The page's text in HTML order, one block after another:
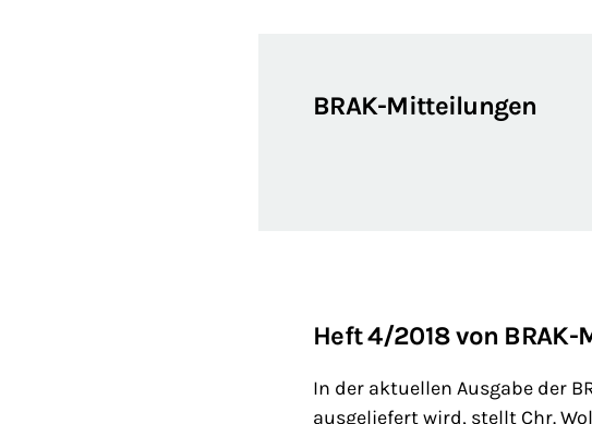
BRAK-Mitteilungen
Heft 4/2018 von
In der aktuellen Ausgabe der
ausgeliefert wird, stellt Chr.